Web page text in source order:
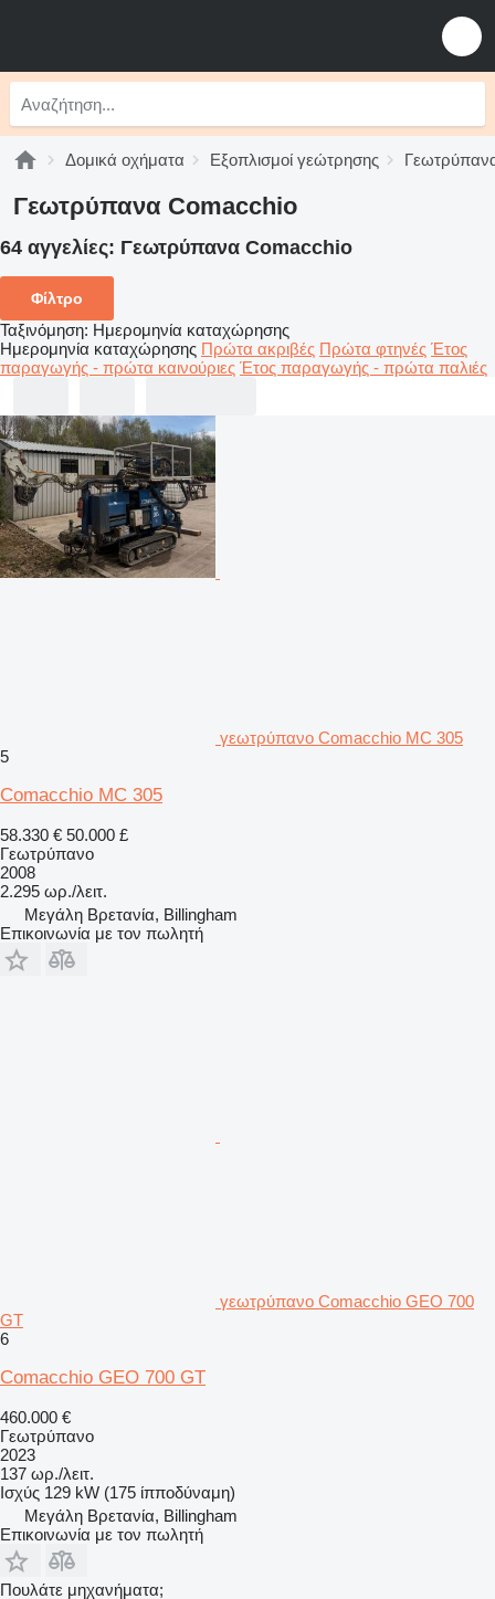
Δομικά οχήματα Εξοπλισμοί γεώτρησης
Γεωτρύπανα Comacchio
64 αγγελίες: Γεωτρύπανα Comacchio
Φίλτρο
Ταξινόμηση: Ημερομηνία καταχώρησης
Ημερομηνία καταχώρησης Πρώτα ακριβές Πρώτα φτηνές Έτος
παραγωγής - πρώτα καινούριες Έτος παραγωγής - πρώτα παλιές
γεωτρύπανο Comacchio MC 305
5
Comacchio MC 305
58.330 € 50.000 £
Γεωτρύπανο
2008
2.295 ωρ./λειτ.
Μεγάλη Βρετανία, Billingham
Επικοινωνία με τον πωλητή
γεωτρύπανο Comacchio GEO 700
GT
6
Comacchio GEO 700 GT
460.000 €
Γεωτρύπανο
2023
137 ωρ./λειτ.
Ισχύς 129 kW (175 ίπποδύναμη)
Μεγάλη Βρετανία, Billingham
Επικοινωνία με τον πωλητή
Πουλάτε μηχανήματα;